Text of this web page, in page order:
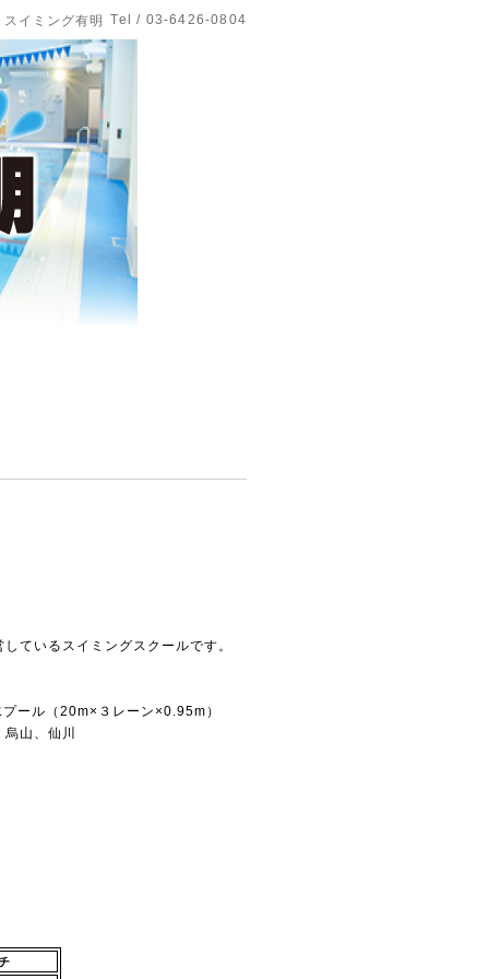
スイミング有明 Tel / 03-6426-0804
ているスイミングスクールです。
ール（20m×３レーン×0.95m）
山、仙川